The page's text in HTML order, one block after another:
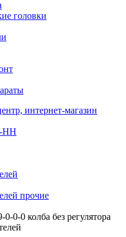
головки
интернет-магазин
НН
прочие
0-0 колба без регулятора